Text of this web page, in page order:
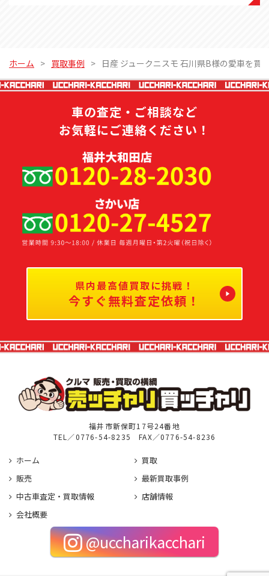
ホーム 買取事例 日産 ジュークニスモ 石川県B様の愛車を買
車の査定・ご相談など
お気軽にご連絡ください！
県内最高値買取に挑戦！
今すぐ無料査定依頼！
福井市新保町17号24番地
TEL／0776-54-8235 FAX／0776-54-8236
ホーム
買取
販売
最新買取事例
中古車査定・買取情報
店舗情報
会社概要
@uccharikacchari